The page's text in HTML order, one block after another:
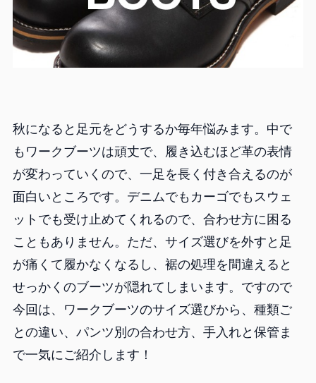
秋になると足元をどうするか毎年悩みます。中で
もワークブーツは頑丈で、履き込むほど革の表情
が変わっていくので、一足を長く付き合えるのが
面白いところです。デニムでもカーゴでもスウェ
ットでも受け止めてくれるので、合わせ方に困る
こともありません。ただ、サイズ選びを外すと足
が痛くて履かなくなるし、裾の処理を間違えると
せっかくのブーツが隠れてしまいます。ですので
今回は、ワークブーツのサイズ選びから、種類ご
との違い、パンツ別の合わせ方、手入れと保管ま
で一気にご紹介します！